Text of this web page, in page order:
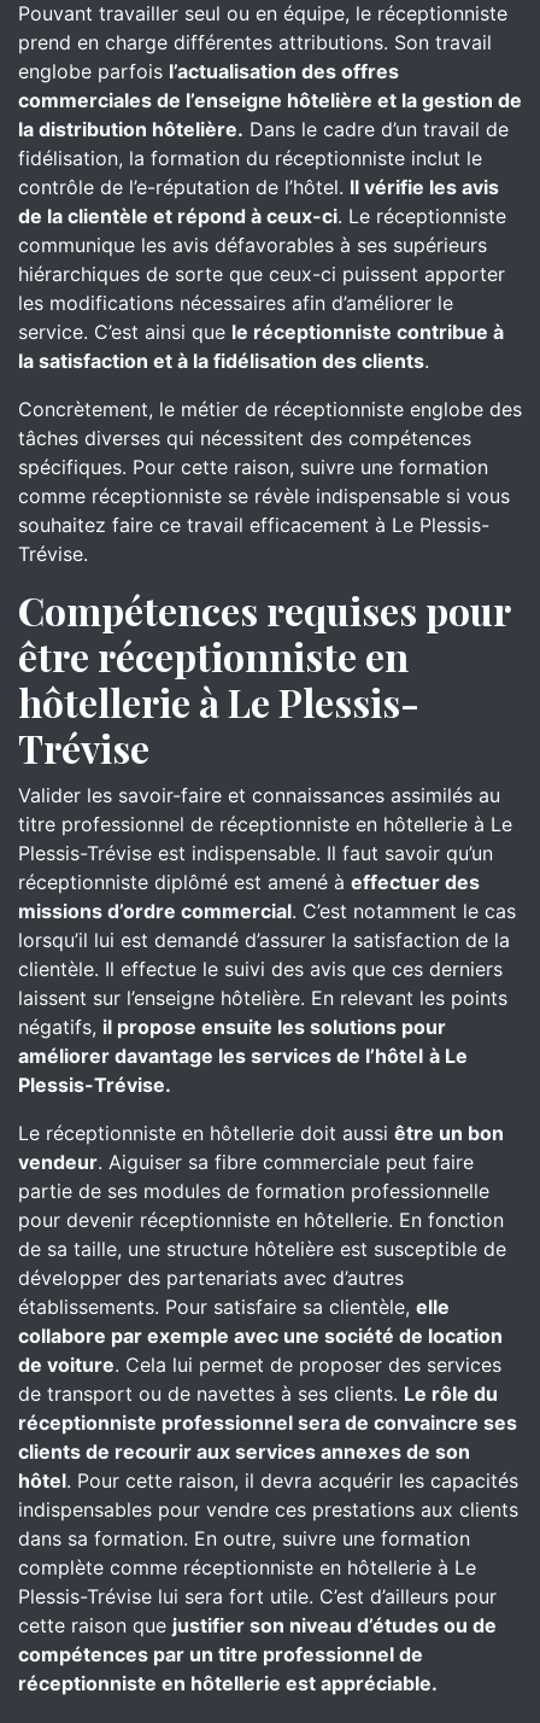
Pouvant travailler seul ou en équipe, le réceptionniste
prend en charge différentes attributions. Son travail
englobe parfois l’actualisation des offres
commerciales de l’enseigne hôtelière et la gestion de
la distribution hôtelière. Dans le cadre d’un travail de
fidélisation, la formation du réceptionniste inclut le
contrôle de l’e-réputation de l’hôtel. Il vérifie les avis
de la clientèle et répond à ceux-ci. Le réceptionniste
communique les avis défavorables à ses supérieurs
hiérarchiques de sorte que ceux-ci puissent apporter
les modifications nécessaires afin d’améliorer le
service. C’est ainsi que le réceptionniste contribue à
la satisfaction et à la fidélisation des clients.
Concrètement, le métier de réceptionniste englobe des
tâches diverses qui nécessitent des compétences
spécifiques. Pour cette raison, suivre une formation
comme réceptionniste se révèle indispensable si vous
souhaitez faire ce travail efficacement à Le Plessis-
Trévise.
Compétences requises pour
être réceptionniste en
hôtellerie à Le Plessis-
Trévise
Valider les savoir-faire et connaissances assimilés au
titre professionnel de réceptionniste en hôtellerie à Le
Plessis-Trévise est indispensable. Il faut savoir qu’un
réceptionniste diplômé est amené à effectuer des
missions d’ordre commercial. C’est notamment le cas
lorsqu’il lui est demandé d’assurer la satisfaction de la
clientèle. Il effectue le suivi des avis que ces derniers
laissent sur l’enseigne hôtelière. En relevant les points
négatifs, il propose ensuite les solutions pour
améliorer davantage les services de l’hôtel à Le
Plessis-Trévise.
Le réceptionniste en hôtellerie doit aussi être un bon
vendeur. Aiguiser sa fibre commerciale peut faire
partie de ses modules de formation professionnelle
pour devenir réceptionniste en hôtellerie. En fonction
de sa taille, une structure hôtelière est susceptible de
développer des partenariats avec d’autres
établissements. Pour satisfaire sa clientèle, elle
collabore par exemple avec une société de location
de voiture. Cela lui permet de proposer des services
de transport ou de navettes à ses clients. Le rôle du
réceptionniste professionnel sera de convaincre ses
clients de recourir aux services annexes de son
hôtel. Pour cette raison, il devra acquérir les capacités
indispensables pour vendre ces prestations aux clients
dans sa formation. En outre, suivre une formation
complète comme réceptionniste en hôtellerie à Le
Plessis-Trévise lui sera fort utile. C’est d’ailleurs pour
cette raison que justifier son niveau d’études ou de
compétences par un titre professionnel de
réceptionniste en hôtellerie est appréciable.